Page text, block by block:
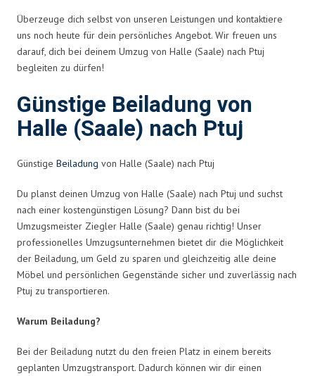
Überzeuge dich selbst von unseren Leistungen und kontaktiere
uns noch heute für dein persönliches Angebot. Wir freuen uns
darauf, dich bei deinem Umzug von Halle (Saale) nach Ptuj
begleiten zu dürfen!
Günstige Beiladung von
Halle (Saale) nach Ptuj
Günstige Beiladung von Halle (Saale) nach Ptuj
Du planst deinen Umzug von Halle (Saale) nach Ptuj und suchst
nach einer kostengünstigen Lösung? Dann bist du bei
Umzugsmeister Ziegler Halle (Saale) genau richtig! Unser
professionelles Umzugsunternehmen bietet dir die Möglichkeit
der Beiladung, um Geld zu sparen und gleichzeitig alle deine
Möbel und persönlichen Gegenstände sicher und zuverlässig nach
Ptuj zu transportieren.
Warum Beiladung?
Bei der Beiladung nutzt du den freien Platz in einem bereits
geplanten Umzugstransport. Dadurch können wir dir einen